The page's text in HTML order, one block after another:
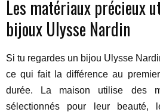
Les matériaux précieux
bijoux Ulysse Nardin
Si tu regardes un bijou Ulysse
ce qui fait la différence au
durée. La maison utilise des
sélectionnés pour leur beauté,